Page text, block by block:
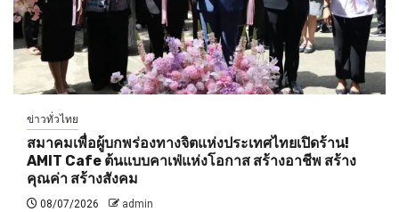
ข่าวทั่วไทย
สมาคมเพื่อผู้บกพร่องทางจิตแห่งประเทศไทยเปิดร้าน!
AMIT Cafe ต้นแบบคาเฟ่แห่งโอกาส สร้างอาชีพ สร้าง
คุณค่า สร้างสังคม
08/07/2026 admin